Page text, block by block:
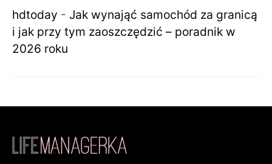
hdtoday - Jak wynająć samochód za granicą
i jak przy tym zaoszczędzić – poradnik w
2026 roku